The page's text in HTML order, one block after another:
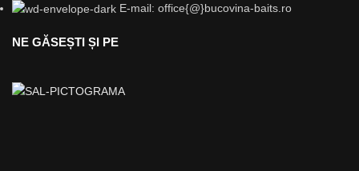
E-mail: office{@}bucovina-baits.ro
NE GĂSEȘTI ȘI PE